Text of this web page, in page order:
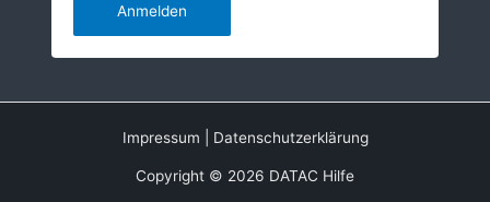
Impressum Datenschutzerklärung
Copyright © 2026 DATAC Hilfe